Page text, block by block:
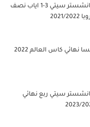
مباراة ريال مدريد و مانشستر سيتي 3-1 اياب نصف
نهائي كاس العالم 2022
سيتي ربع نهائي